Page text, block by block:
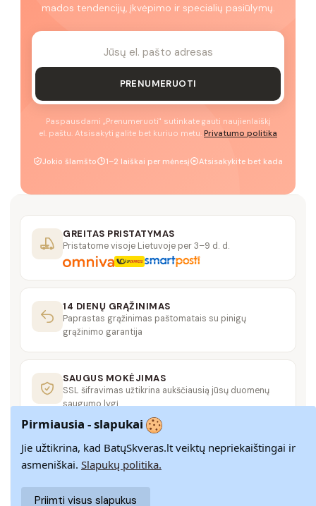
mados tendencijų, įkvėpimo ir specialių pasiūlymų.
PRENUMERUOTI
Paspausdami „Prenumeruoti" sutinkate gauti naujienlaiškį
el. paštu. Atsisakyti galite bet kuriuo metu. Privatumo politika
Jokio šlamšto 1–2 laiškai per mėnesį Atsisakykite bet kada
GREITAS PRISTATYMAS
Pristatome visoje Lietuvoje per 3–9 d. d.
14 DIENŲ GRĄŽINIMAS
Paprastas grąžinimas paštomatais su pinigų
grąžinimo garantija
SAUGUS MOKĖJIMAS
SSL šifravimas užtikrina aukščiausią jūsų duomenų
saugumo lygį
KLIENTŲ APTARNAVIMAS
Rašykite mumsinfo@batuskveras.lt
Pirmiausia - slapukai
Jie užtikrina, kad BatųSkveras.lt veiktų nepriekaištingai ir
asmeniškai. Slapukų politika.
Priimti visus slapukus